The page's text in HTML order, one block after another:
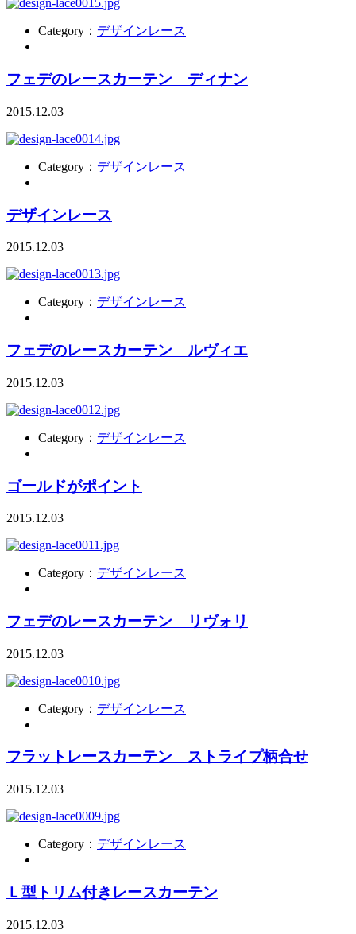
Category： デザインレース
フェデのレースカーテン ディナン
2015.12.03
Category： デザインレース
デザインレース
2015.12.03
Category： デザインレース
フェデのレースカーテン ルヴィエ
2015.12.03
Category： デザインレース
ゴールドがポイント
2015.12.03
Category： デザインレース
フェデのレースカーテン リヴォリ
2015.12.03
Category： デザインレース
フラットレースカーテン ストライプ柄合せ
2015.12.03
Category： デザインレース
Ｌ型トリム付きレースカーテン
2015.12.03